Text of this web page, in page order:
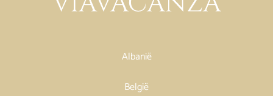
Albanië
België